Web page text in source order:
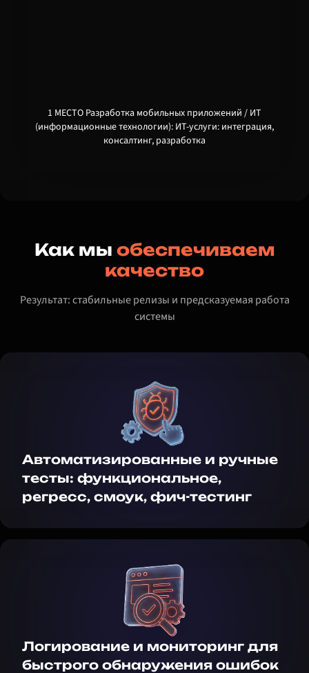
1 МЕСТО Разработка мобильных приложений / ИТ
(информационные технологии): ИТ-услуги: интеграция,
консалтинг, разработка
Как мы обеспечиваем
качество
Результат: стабильные релизы и предсказуемая работа
системы
Автоматизированные и ручные
тесты: функциональное,
регресс, смоук, фич-тестинг
Логирование и мониторинг для
быстрого обнаружения ошибок